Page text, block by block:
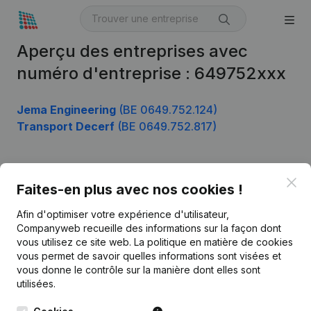
Aperçu des entreprises avec
numéro d'entreprise : 649752xxx
Jema Engineering (BE 0649.752.124)
Transport Decerf (BE 0649.752.817)
Faites-en plus avec nos cookies !
Afin d'optimiser votre expérience d'utilisateur,
Companyweb recueille des informations sur la façon dont
vous utilisez ce site web. La politique en matière de cookies
vous permet de savoir quelles informations sont visées et
vous donne le contrôle sur la manière dont elles sont
utilisées.
Français
Kantorenpark Everest
248D,
Monitoring
Recherche internationale